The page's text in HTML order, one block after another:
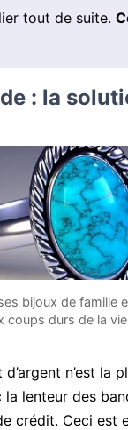
tout de suite.
: la
bijoux de famille
coups durs de la
n’est la
lenteur des
crédit. Ceci est